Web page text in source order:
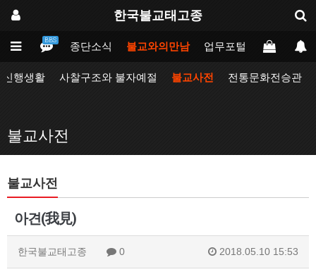
한국불교태고종
BBS
태고종 종단소식 불교와의만남 업무포털 동방불교대
신행생활 사찰구조와 불자예절 불교사전 전통문화전승관
불교사전
불교사전
아견(我見)
한국불교태고종 0 2018.05.10 15:53